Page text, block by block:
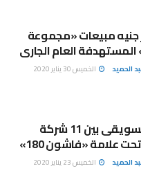
جنيه مبيعات «مجموعة
المستهدفة العام الجارى
الحميد الخميس 30 يناير 2020
تحالف تسويقى بين 11 شركة
علامة «فاشون 180»
الحميد الخميس 23 يناير 2020